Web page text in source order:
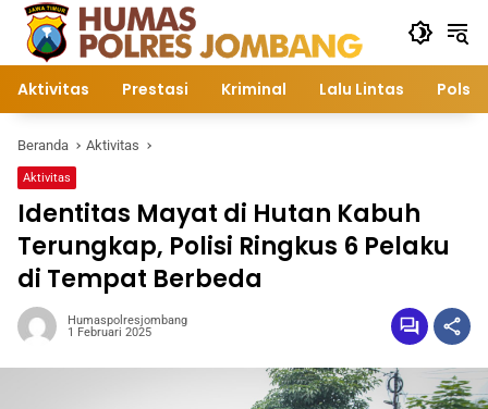
Langsung
konten
Aktivitas Prestasi Kriminal Lalu Lintas
Beranda Aktivitas
Aktivitas
Identitas Mayat di Hutan Kabuh
Terungkap, Polisi Ringkus 6 Pelaku
di Tempat Berbeda
Humaspolresjombang
1 Februari 2025